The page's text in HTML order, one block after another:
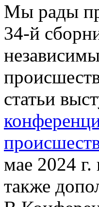
Мы рады
34-й
статьи
мае 2024
также